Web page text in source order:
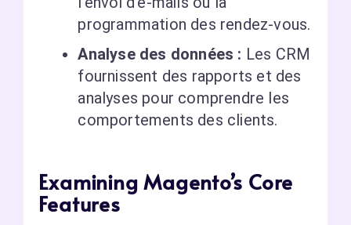
programmation des rendez-vous.
Analyse des données : Les CRM
fournissent des rapports et des
analyses pour comprendre les
comportements des clients.
Examining Magento’s Core
Features